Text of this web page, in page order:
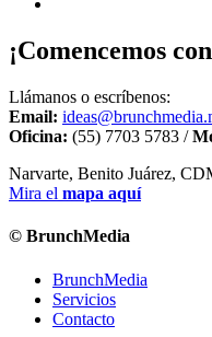
¡Comencemos
Llámanos o escríbenos:
Email:
Oficina: (55) 7703 5783 /
Narvarte, Benito Juárez,
Mira el mapa aquí
© BrunchMedia
BrunchMedia
Servicios
Contacto